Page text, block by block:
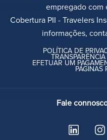
empregado com
Cobertura PII - Travelers
informações,
POLÍTICA DE
TRANSPARÊNCIA
EFETUAR UM
PÁGINAS
Fale